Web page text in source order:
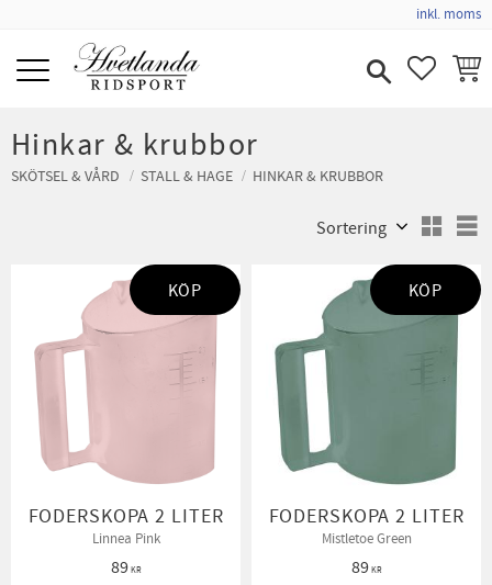
inkl. moms
Hinkar & krubbor
SKÖTSEL & VÅRD STALL & HAGE HINKAR & KRUBBOR
FODERSKOPA 2 LITER
Linnea Pink
89KR
KÖP
FODERSKOPA 2 LITER
Mistletoe Green
89KR
KÖP